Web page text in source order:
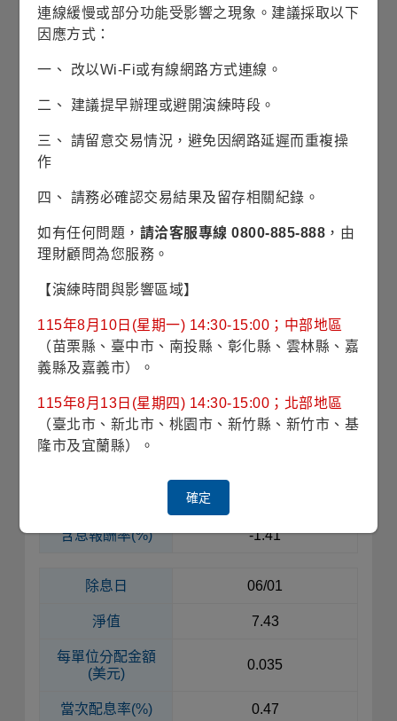
銷售機構查詢
歷史配息查詢
淨值 7.32
每單位分配金額
(美元)
當次配息率(%)
含息報酬率(%) 0.58
除息日
淨值 7.28
每單位分配金額
含息報酬率(%) -1.41
除息日 06/01
淨值 7.43
每單位分配金額
(美元)
0.035
當次配息率(%) 0.47
連線緩慢或部分功能受影響之現象。建議採取以下
因應方式：
一、 改以Wi-Fi或有線網路方式連線。
二、 建議提早辦理或避開演練時段。
三、 請留意交易情況，避免因網路延遲而重複操
作
四、 請務必確認交易結果及留存相關紀錄。
如有任何問題， 請洽客服專線 0800-885-888 ，由
理財顧問為您服務。
【演練時間與影響區域】
115年8月10日(星期一) 14:30-15:00；中部地區
（苗栗縣、臺中市、南投縣、彰化縣、雲林縣、嘉
義縣及嘉義市）。
115年8月13日(星期四) 14:30-15:00；北部地區
（臺北市、新北市、桃園市、新竹縣、新竹市、基
隆市及宜蘭縣）。
確定